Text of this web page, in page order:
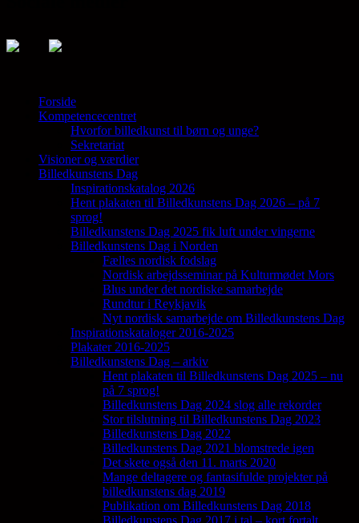
Samler en lang række aktører på tværs af
den billedkunstneriske fødekæde
Forside
Kompetencecentret
Hvorfor billedkunst til børn og unge?
Sekretariat
Visioner og værdier
Billedkunstens Dag
Inspirationskatalog 2026
Hent plakaten til Billedkunstens Dag 2026 – på 7
sprog!
Billedkunstens Dag 2025 fik luft under vingerne
Billedkunstens Dag i Norden
Fælles nordisk fodslag
Nordisk arbejdsseminar på Kulturmødet Mors
Blus under det nordiske samarbejde
Rundtur i Reykjavik
Nyt nordisk samarbejde om Billedkunstens Dag
Inspirationskataloger 2016-2025
Plakater 2016-2025
Billedkunstens Dag – arkiv
Hent plakaten til Billedkunstens Dag 2025 – nu
på 7 sprog!
Billedkunstens Dag 2024 slog alle rekorder
Stor tilslutning til Billedkunstens Dag 2023
Billedkunstens Dag 2022
Billedkunstens Dag 2021 blomstrede igen
Det skete også den 11. marts 2020
Mange deltagere og fantasifulde projekter på
billedkunstens dag 2019
Publikation om Billedkunstens Dag 2018